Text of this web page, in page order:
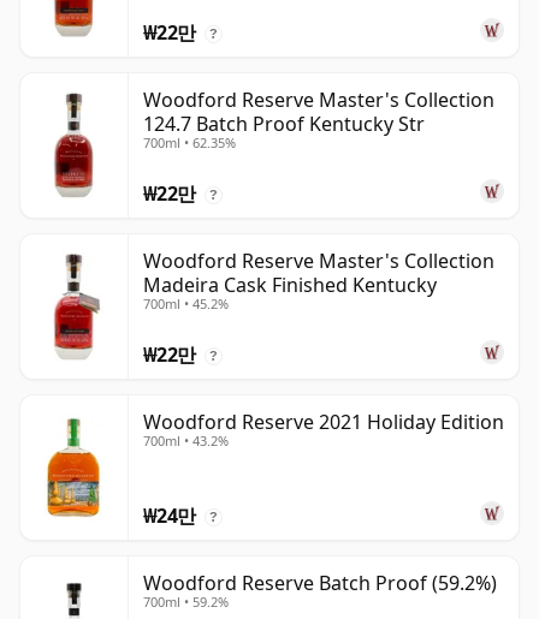
₩22만 ?
Woodford Reserve Master's Collection
124.7 Batch Proof Kentucky Str
700ml • 62.35%
₩22만 ?
Woodford Reserve Master's Collection
Madeira Cask Finished Kentucky
700ml • 45.2%
₩22만 ?
Woodford Reserve 2021 Holiday Edition
700ml • 43.2%
₩24만 ?
Woodford Reserve Batch Proof (59.2%)
700ml • 59.2%